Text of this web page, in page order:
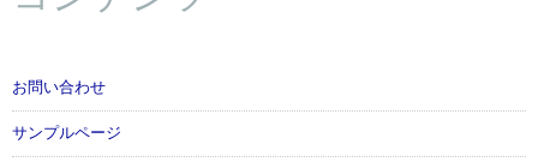
お問い合わせ
サンプルページ